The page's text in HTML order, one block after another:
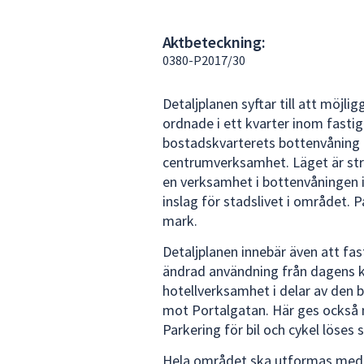
Använd
piltangenterna
att
navigera
mellan
sökförslagen
och
enter
att
välja
något
av
dem.
Aktbeteckning:
0380-P2017/30
Detaljplanen syftar till att
ordnade i ett kvarter inom
bostadskvarterets
centrumverksamhet. Läget är
en verksamhet i
inslag för stadslivet i området.
mark.
Detaljplanen innebär även att
ändrad användning från
hotellverksamhet i delar av den
mot Portalgatan. Här ges
Parkering för bil och cykel